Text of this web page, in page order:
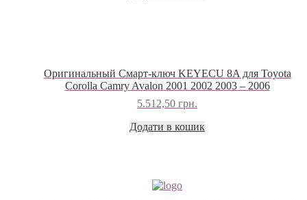
Оригинальный Смарт-ключ KEYECU 8A для Toyota
Corolla Camry Avalon 2001 2002 2003 – 2006
5.512,50 грн.
Додати в кошик